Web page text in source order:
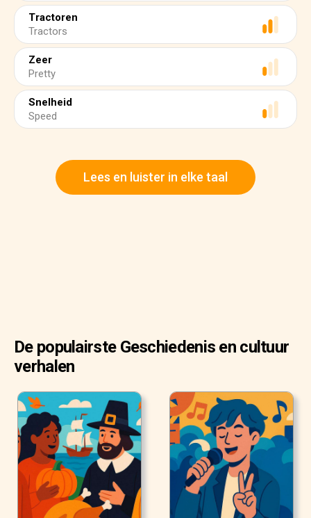
Tractoren
Tractors
Zeer
Pretty
Snelheid
Speed
Lees en luister in elke taal
De populairste Geschiedenis en cultuur
verhalen